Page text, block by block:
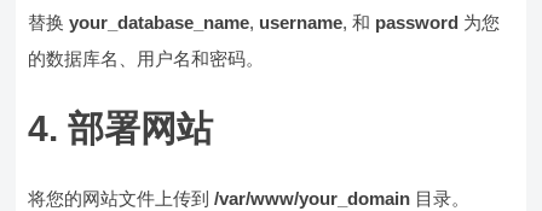
替换your_database_name, username, 和 password 为您
的数据库名、用户名和密码。
4. 部署网站
将您的网站文件上传到/var/www/your_domain 目录。